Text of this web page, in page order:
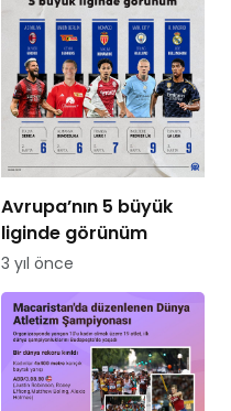
Avrupa’nın 5 büyük
liginde görünüm
3 yıl önce